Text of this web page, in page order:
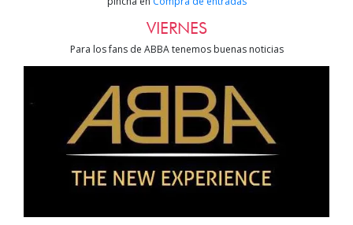
VIERNES
Para los fans de ABBA tenemos buenas noticias